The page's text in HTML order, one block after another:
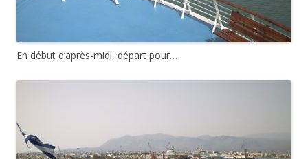
En début d’après-midi, départ pour…